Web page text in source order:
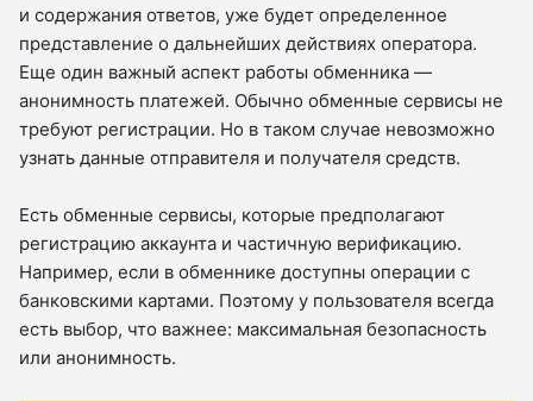
и содержания ответов, уже будет определенное
представление о дальнейших действиях оператора.
Еще один важный аспект работы обменника —
анонимность платежей. Обычно обменные сервисы не
требуют регистрации. Но в таком случае невозможно
узнать данные отправителя и получателя средств.
Есть обменные сервисы, которые предполагают
регистрацию аккаунта и частичную верификацию.
Например, если в обменнике доступны операции с
банковскими картами. Поэтому у пользователя всегда
есть выбор, что важнее: максимальная безопасность
или анонимность.